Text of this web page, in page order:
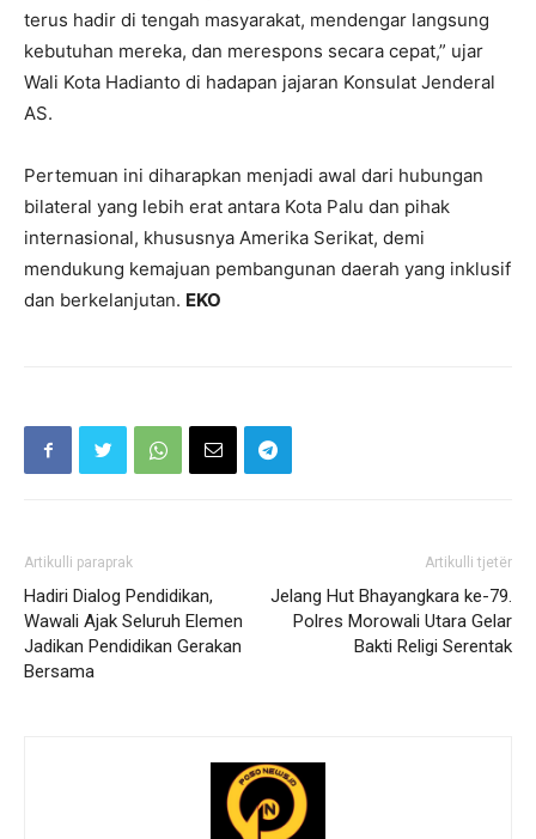
terus hadir di tengah masyarakat, mendengar langsung
kebutuhan mereka, dan merespons secara cepat,” ujar
Wali Kota Hadianto di hadapan jajaran Konsulat Jenderal
AS.
Pertemuan ini diharapkan menjadi awal dari hubungan
bilateral yang lebih erat antara Kota Palu dan pihak
internasional, khususnya Amerika Serikat, demi
mendukung kemajuan pembangunan daerah yang inklusif
dan berkelanjutan. EKO
Artikulli paraprak
Hadiri Dialog Pendidikan,
Wawali Ajak Seluruh Elemen
Jadikan Pendidikan Gerakan
Bersama
Artikulli tjetër
Jelang Hut Bhayangkara ke-79.
Polres Morowali Utara Gelar
Bakti Religi Serentak